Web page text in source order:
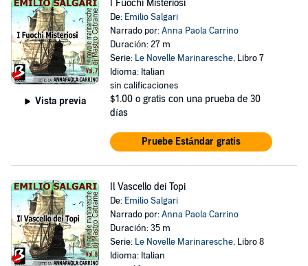
Vista previa
I Fuochi Misteriosi
De: Emilio Salgari
Narrado por:Anna Paola Carrino
Duración: 27 m
Serie: Le Novelle Marinaresche, Libro 7
Idioma: Italian
sin calificaciones
$1.00 o gratis con una prueba de 30
días
Pruebe Estándar gratis
Il Vascello dei Topi
De: Emilio Salgari
Narrado por:Anna Paola Carrino
Duración: 35 m
Serie: Le Novelle Marinaresche, Libro 8
Idioma: Italian